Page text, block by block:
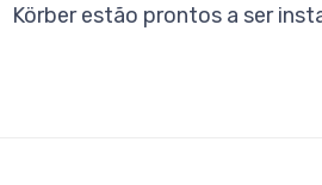
Körber estão prontos a ser